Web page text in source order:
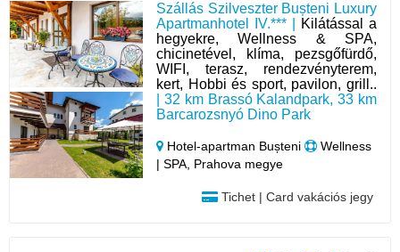
Szállás Szilveszter Bușteni Luxury
Apartmanhotel IV.*** |
Kilátással a
hegyekre, Wellness & SPA,
chicinetével, klíma, pezsgőfürdő,
WIFI, terasz, rendezvényterem,
kert, Hobbi és sport, pavilon, grill..
| 32 km Brassó Kalandpark, 33 km
Barcarozsnyó Dino Park
Hotel‑apartman Bușteni
Wellness
| SPA, Prahova megye
Tichet | Card vakációs jegy